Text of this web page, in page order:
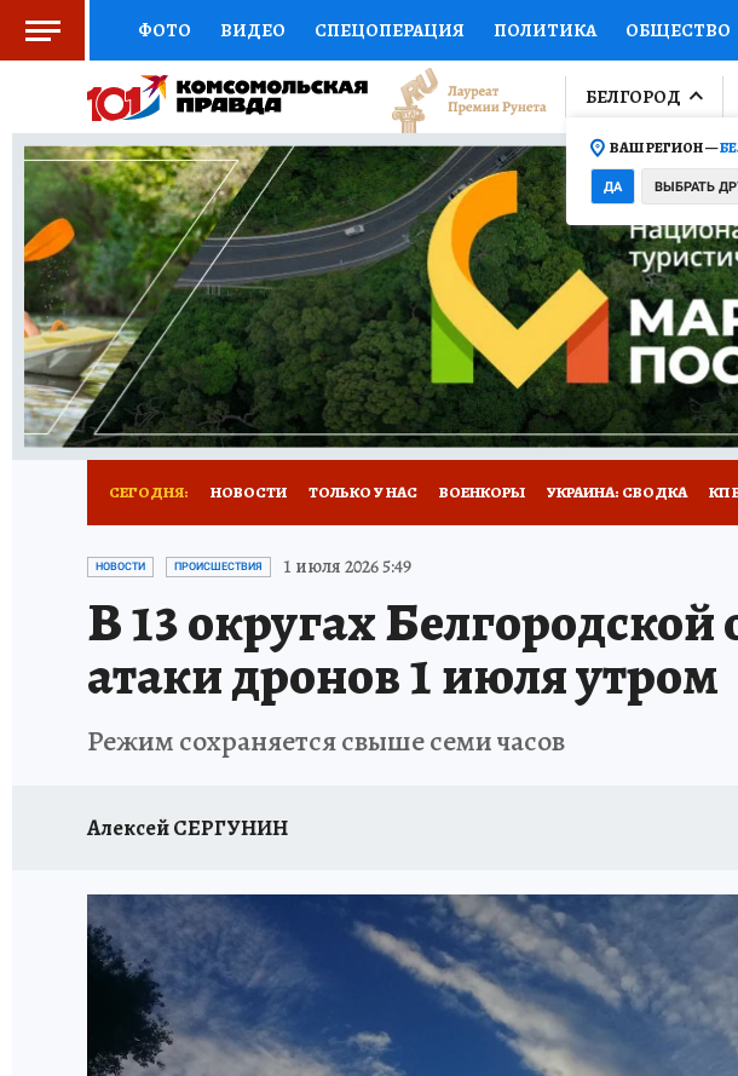
ФОТО ВИДЕО СПЕЦОПЕРАЦИЯ ПОЛИТИКА ОБЩЕСТВО
СОЦПОДДЕРЖКА НАУКА СПОРТ КОЛУМНИСТЫ
ВЫБОР ЭКСПЕРТОВ ДОКТОР ФИНАНСЫ ОТКРЫВАЕМ МИР
КНИЖНАЯ ПОЛКА ПРОГНОЗЫ НА СПОРТ ПРОМОКОДЫ
ПРЕСС-ЦЕНТР НЕДВИЖИМОСТЬ ТЕЛЕВИЗОР КОЛЛЕКЦИИ
РАДИО КП РЕКЛАМА ТЕСТЫ НОВОЕ НА САЙТЕ
БЕЛГОРОД
ВАШ РЕГИОН —
ДА ВЫБРАТЬ
СЕГОДНЯ: НОВОСТИ ТОЛЬКО У НАС ВОЕНКОРЫ УКРАИНА: СВОДКА КП
ИСПЫТАНО НА СЕБЕ
НОВОСТИ ПРОИСШЕСТВИЯ 1 июля 2026 5:49
В 13 округах
атаки дронов 1 июля утром
Режим сохраняется свыше семи часов
Алексей СЕРГУНИН